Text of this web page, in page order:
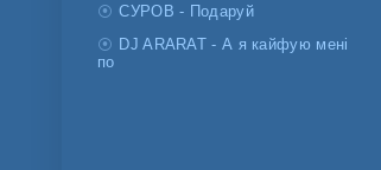
СУРОВ - Подаруй
DJ ARARAT - А я кайфую мені
по